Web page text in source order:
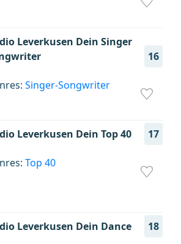
Leverkusen Dein Singer
16
Singer-Songwriter
Leverkusen Dein Top 40 17
Top 40
Leverkusen Dein Dance 18